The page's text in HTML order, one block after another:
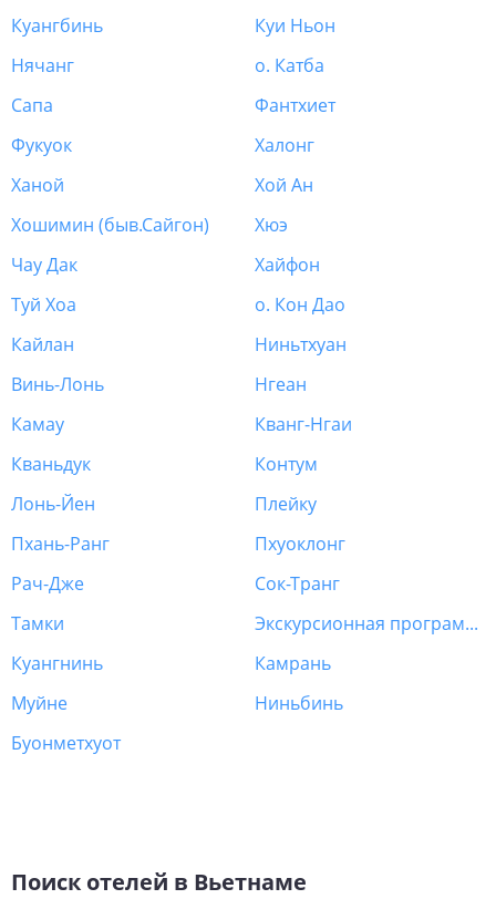
Куангбинь
Куи Ньон
Нячанг
о. Катба
Сапа
Фантхиет
Фукуок
Халонг
Ханой
Хой Ан
Хошимин (быв.Сайгон)
Хюэ
Чау Дак
Хайфон
Туй Хоа
о. Кон Дао
Кайлан
Ниньтхуан
Винь-Лонь
Нгеан
Камау
Кванг-Нгаи
Кваньдук
Контум
Лонь-Йен
Плейку
Пхань-Ранг
Пхуоклонг
Рач-Дже
Сок-Транг
Тамки
Экскурсионная программа Вьетнам
Куангнинь
Камрань
Муйне
Ниньбинь
Буонметхуот
Поиск отелей в Вьетнаме